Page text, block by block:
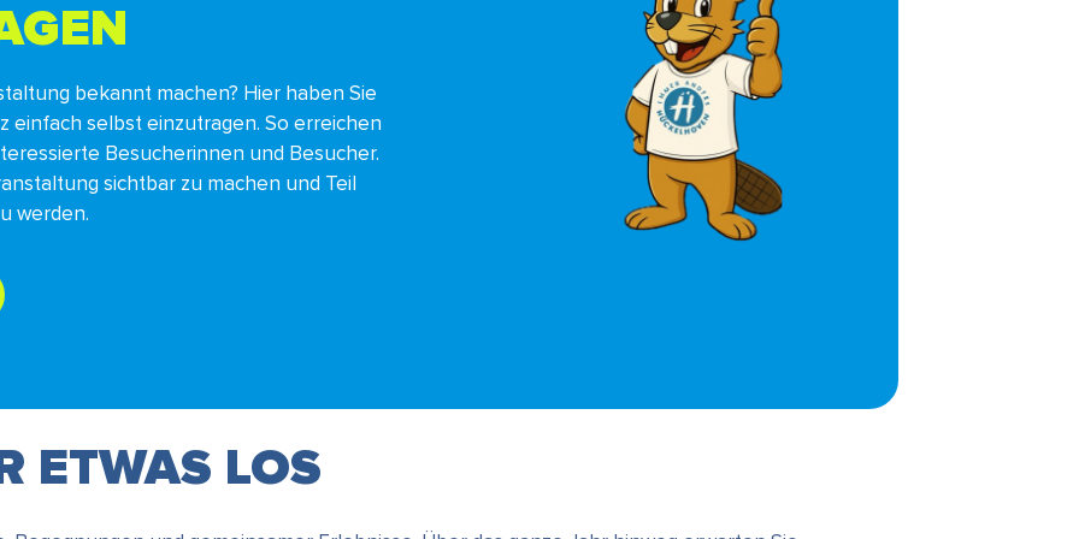
bekannt machen? Hier haben Sie
einfach selbst einzutragen. So erreichen
Besucherinnen und Besucher.
sichtbar zu machen und Teil
werden.
ETWAS LOS